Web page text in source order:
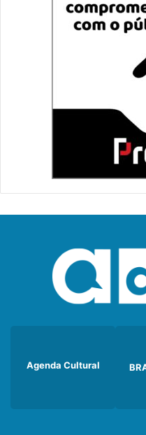
Agenda Cultural